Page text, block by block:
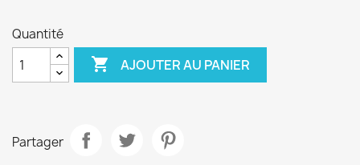
Quantité
 AJOUTER AU PANIER
Partager